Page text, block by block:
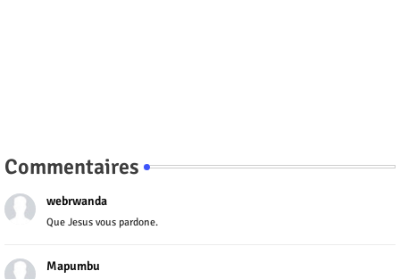
Commentaires
webrwanda
Que Jesus vous pardone.
Mapumbu